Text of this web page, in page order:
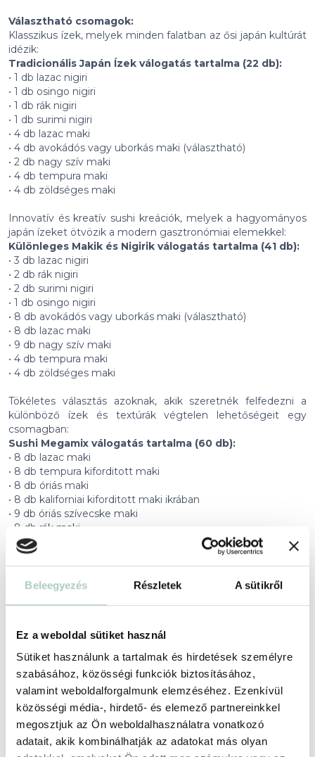
Beleegyezés Részletek A sütikről
Ez a weboldal sütiket használ
Sütiket használunk a tartalmak és hirdetések személyre
szabásához, közösségi funkciók biztosításához,
valamint weboldalforgalmunk elemzéséhez. Ezenkívül
közösségi média-, hirdető- és elemező partnereinkkel
megosztjuk az Ön weboldalhasználatra vonatkozó
adatait, akik kombinálhatják az adatokat más olyan
Választható csomagok:
Klasszikus ízek, melyek minden falatban az ősi japán kultúrát
idézik:
Tradicionális Japán Ízek válogatás tartalma (22 db):
• 1 db lazac nigiri
• 1 db osingo nigiri
• 1 db rák nigiri
• 1 db surimi nigiri
• 4 db lazac maki
• 4 db avokádós vagy uborkás maki (választható)
• 2 db nagy szív maki
• 4 db tempura maki
• 4 db zöldséges maki
Innovatív és kreatív sushi kreációk, melyek a hagyományos
japán ízeket ötvözik a modern gasztronómiai elemekkel:
Különleges Makik és Nigirik válogatás tartalma (41 db):
• 3 db lazac nigiri
• 2 db rák nigiri
• 2 db surimi nigiri
• 1 db osingo nigiri
• 8 db avokádós vagy uborkás maki (választható)
• 8 db lazac maki
• 9 db nagy szív maki
• 4 db tempura maki
• 4 db zöldséges maki
Tökéletes választás azoknak, akik szeretnék felfedezni a
különböző ízek és textúrák végtelen lehetőségeit egy
csomagban:
Sushi Megamix válogatás tartalma (60 db):
• 8 db lazac maki
• 8 db tempura kiforditott maki
• 8 db óriás maki
• 8 db kaliforniai kiforditott maki ikrában
• 9 db óriás szívecske maki
• 8 db rák maki
• 8 db nigiri
• 3 db gunkan
Az ajánlat tartalmán felüli fogyasztás a helyszínen fizetendő!
elegánsan tálalva érkezzenek hozzád. Az ételeinket egy
gondosan megtervezett dobozban viheted magaddal,
amely nemcsak a sushi frissességét őrzi meg, hanem az
étkezés élményét is stílusossá teszi. A dobozban helyet kap
még a finom szójaszósz, a pikáns wasabi, a frissítő gyömbér,
valamint egy pár evőpálcika is – így minden adott, hogy
otthon vagy útközben is tökéletes sushi élményben legyen
részed.